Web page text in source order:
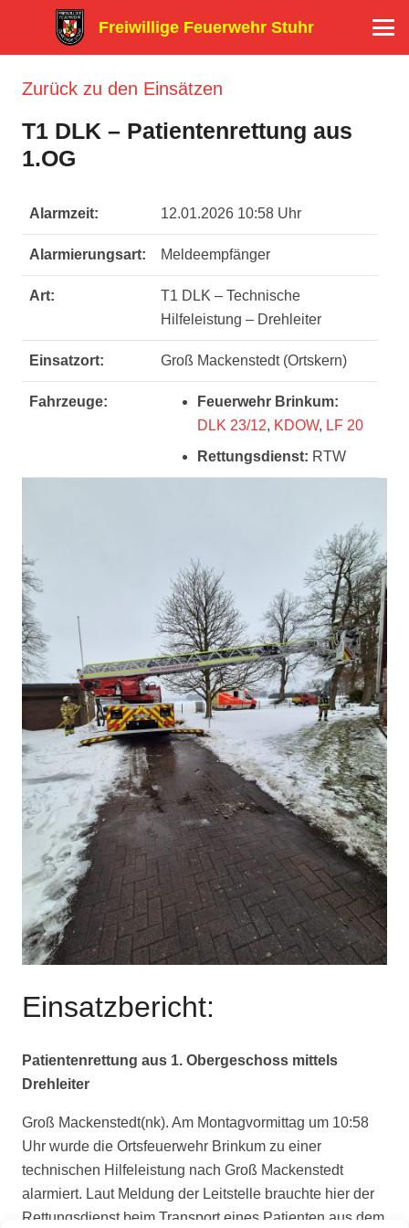
Freiwillige Feuerwehr Stuhr
Zurück zu den Einsätzen
T1 DLK – Patientenrettung aus
1.OG
Alarmzeit: 12.01.2026 10:58 Uhr
Alarmierungsart: Meldeempfänger
Art:
T1 DLK – Technische
Hilfeleistung – Drehleiter
Einsatzort: Groß Mackenstedt (Ortskern)
Fahrzeuge:
Feuerwehr Brinkum:
DLK 23/12, KDOW, LF 20
Rettungsdienst: RTW
Einsatzbericht:
Patientenrettung aus 1. Obergeschoss mittels
Drehleiter
Groß Mackenstedt(nk). Am Montagvormittag um 10:58
Uhr wurde die Ortsfeuerwehr Brinkum zu einer
technischen Hilfeleistung nach Groß Mackenstedt
alarmiert. Laut Meldung der Leitstelle brauchte hier der
Rettungsdienst beim Transport eines Patienten aus dem